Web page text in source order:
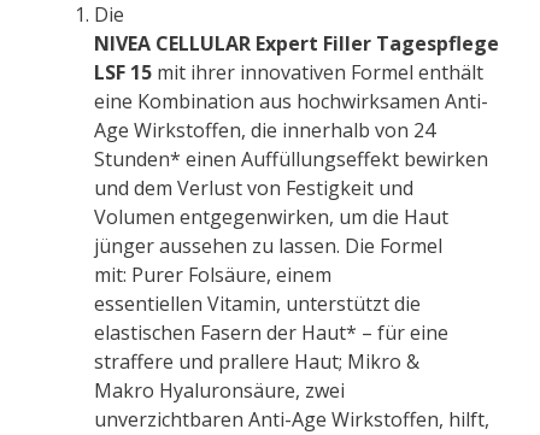
Die
NIVEA CELLULAR Expert Filler Tagespflege
LSF 15 mit ihrer innovativen Formel enthält
eine Kombination aus hochwirksamen Anti-
Age Wirkstoffen, die innerhalb von 24
Stunden* einen Auffüllungseffekt bewirken
und dem Verlust von Festigkeit und
Volumen entgegenwirken, um die Haut
jünger aussehen zu lassen. Die Formel
mit: Purer Folsäure, einem
essentiellen Vitamin, unterstützt die
elastischen Fasern der Haut* – für eine
straffere und prallere Haut; Mikro &
Makro Hyaluronsäure, zwei
unverzichtbaren Anti-Age Wirkstoffen, hilft,